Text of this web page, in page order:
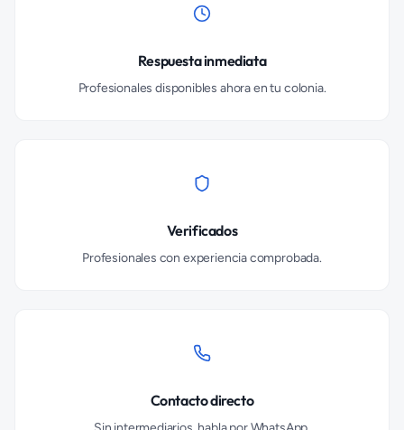
Respuesta inmediata
Profesionales disponibles ahora en tu colonia.
Verificados
Profesionales con experiencia comprobada.
Contacto directo